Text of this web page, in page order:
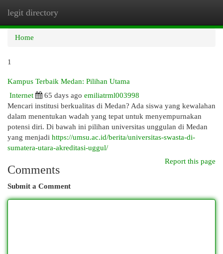
legit directory
Home
1
Kampus Terbaik Medan: Pilihan Utama
Internet
65 days ago emiliatrml003998
Mencari institusi berkualitas di Medan? Ada siswa yang kewalahan
dalam menentukan wadah yang tepat untuk menyempurnakan
potensi diri. Di bawah ini pilihan universitas unggulan di Medan
yang menjadi https://umsu.ac.id/berita/universitas-swasta-di-
sumatera-utara-akreditasi-uggul/
Report this page
Comments
Submit a Comment